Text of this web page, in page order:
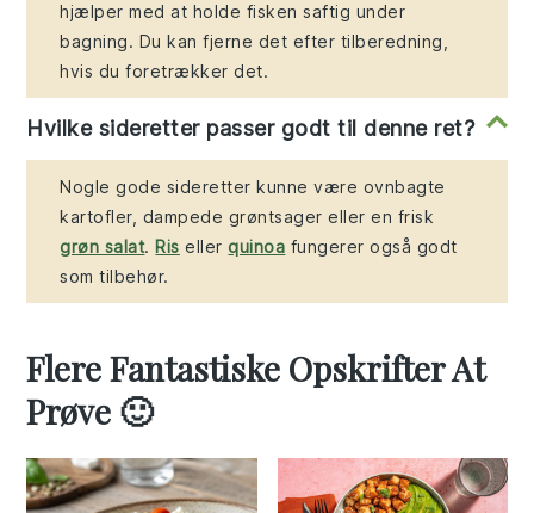
hjælper med at holde fisken saftig under
bagning. Du kan fjerne det efter tilberedning,
hvis du foretrækker det.
Hvilke sideretter passer godt til denne ret?
Nogle gode sideretter kunne være ovnbagte
kartofler, dampede grøntsager eller en frisk
grøn salat. Ris ellerquinoa fungerer også godt
som tilbehør.
Flere Fantastiske Opskrifter At
Prøve 🙂